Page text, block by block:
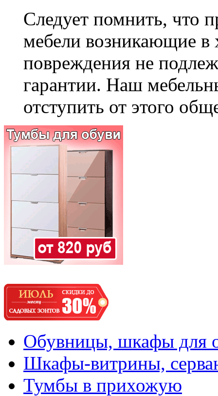
Следует помнить, что
мебели возникающие в
повреждения не
гарантии. Наш
отступить от этого
Обувницы, шкафы для
Шкафы-витрины,
Тумбы в прихожую